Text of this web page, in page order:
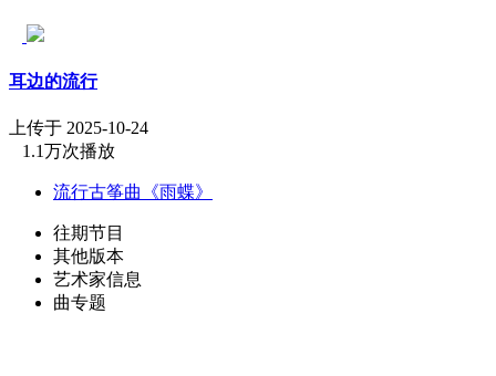
耳边的流行
上传于 2025-10-24
1.1万次播放
流行古筝曲《雨蝶》
往期节目
其他版本
艺术家信息
曲专题